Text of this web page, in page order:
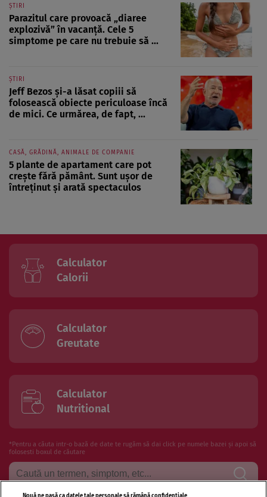
ȘTIRI
Parazitul care provoacă „diaree
explozivă” în vacanță. Cele 5
simptome pe care nu trebuie să ...
ȘTIRI
Jeff Bezos și-a lăsat copiii să
folosească obiecte periculoase încă
de mici. Ce urmărea, de fapt, ...
CASĂ, GRĂDINĂ, ANIMALE DE COMPANIE
5 plante de apartament care pot
crește fără pământ. Sunt ușor de
întreținut și arată spectaculos
Calculator
Calorii
Calculator
Greutate
Calculator
Nutritional
*Pentru a căuta intr-o bază de date te rugăm să dai click pe numele bazei și apoi să
folosesti boxul de căutare